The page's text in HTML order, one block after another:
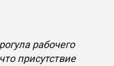
рабочего
присутствие